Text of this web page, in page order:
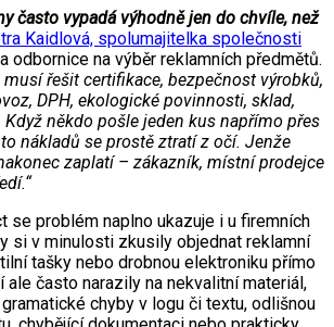
často vypadá výhodně jen do chvíle, než
Kaidlová, spolumajitelka společnosti
a odbornice na výběr reklamních předmětů.
musí řešit certifikace, bezpečnost výrobků,
DPH, ekologické povinnosti, sklad,
někdo pošle jeden kus napřímo přes
nákladů se prostě ztratí z očí. Jenže
zaplatí – zákazník, místní prodejce
se problém naplno ukazuje i u firemních
si v minulosti zkusily objednat reklamní
tašky nebo drobnou elektroniku přímo
ale často narazily na nekvalitní materiál,
chyby v logu či textu, odlišnou